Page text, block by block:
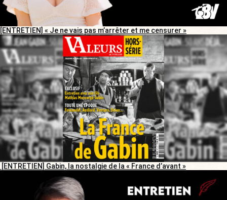
[ENTRETIEN] « Je ne vais pas m’arrêter et me censurer »
[ENTRETIEN] Gabin, la nostalgie de la « France d’avant »